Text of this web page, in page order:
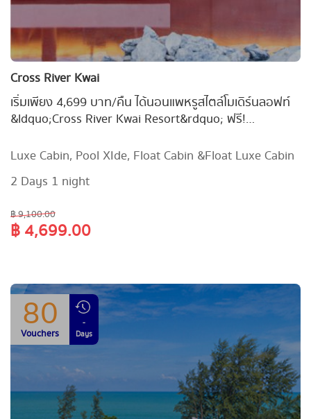
Cross River Kwai
เริ่มเพียง 4,699 บาท/คืน ได้นอนแพหรูสไตล์โมเดิร์นลอฟท์
&ldquo;Cross River Kwai Resort&rdquo; ฟรี!
with 2 glasses of House Wine + Kayak/Paddle
Luxe Cabin, Pool XIde, Float Cabin &Float Luxe Cabin
2 Days 1 night
฿ 9,100.00
฿ 4,699.00
80
Vouchers
-
Days